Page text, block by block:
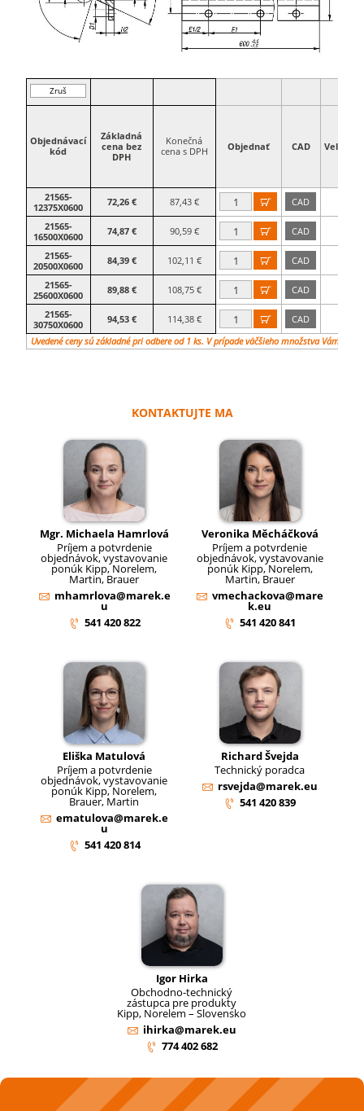
Zruš
filter
Objednávací
kód
Základná
cena bez
DPH
Konečná
cena s DPH
Objednať CAD Veľkosť
21565-
12375X0600
72,26 € 87,43 € 
CAD
21565-
16500X0600
74,87 € 90,59 € 
CAD
21565-
20500X0600
84,39 € 102,11 € 
CAD
21565-
25600X0600
89,88 € 108,75 € 
CAD
21565-
30750X0600
94,53 € 114,38 € 
CAD
Uvedené ceny sú základné pri odbere od 1 ks. V prípade väčšieho množstva Vám
KONTAKTUJTE MA
Mgr. Michaela Hamrlová
Príjem a potvrdenie
objednávok, vystavovanie
ponúk Kipp, Norelem,
Martin, Brauer
mhamrlova@marek.e
u
541 420 822
Veronika Měcháčková
Príjem a potvrdenie
objednávok, vystavovanie
ponúk Kipp, Norelem,
Martin, Brauer
vmechackova@mare
k.eu
541 420 841
Eliška Matulová
Príjem a potvrdenie
objednávok, vystavovanie
ponúk Kipp, Norelem,
Brauer, Martin
ematulova@marek.e
u
541 420 814
Richard Švejda
Technický poradca
rsvejda@marek.eu
541 420 839
Igor Hirka
Obchodno-technický
zástupca pre produkty
Kipp, Norelem – Slovensko
ihirka@marek.eu
774 402 682